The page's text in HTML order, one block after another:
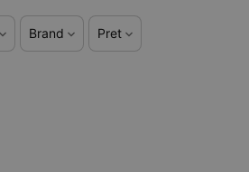
Brand Pret